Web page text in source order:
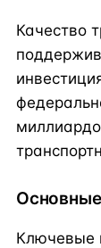
Качество
Ключевые